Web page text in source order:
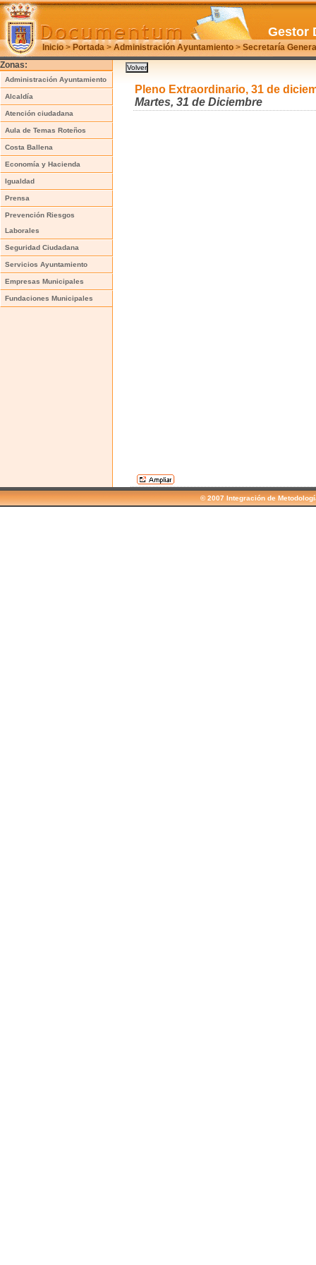
Inicio>Portada>Administración Ayuntamiento>Secretaría
Gestor
Zonas:
Administración Ayuntamiento
Alcaldía
Atención ciudadana
Aula de Temas Roteños
Costa Ballena
Economía y Hacienda
Igualdad
Prensa
Prevención Riesgos
Laborales
Seguridad Ciudadana
Servicios Ayuntamiento
Empresas Municipales
Fundaciones Municipales
Pleno Extraordinario, 31 de
Martes, 31 de Diciembre
© 2007 Integración de